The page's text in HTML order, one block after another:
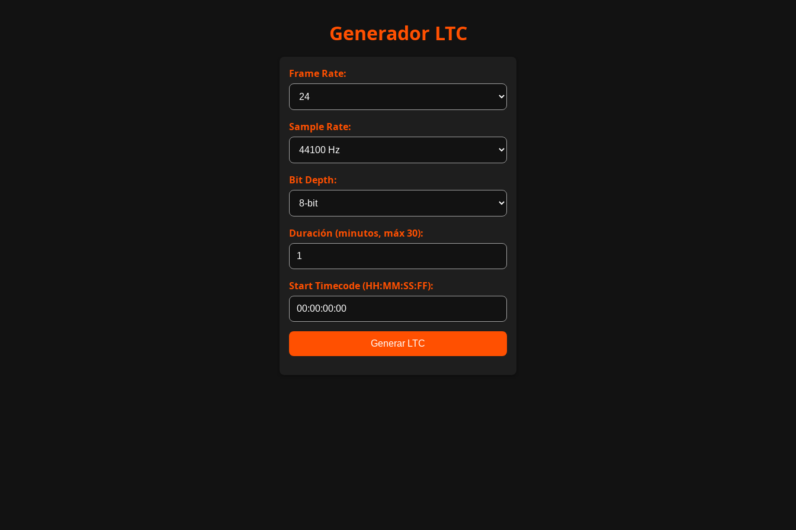
Generador LTC
Frame Rate:
Sample Rate:
Bit Depth:
Duración (minutos, máx 30):
Start Timecode (HH:MM:SS:FF):
Generar LTC